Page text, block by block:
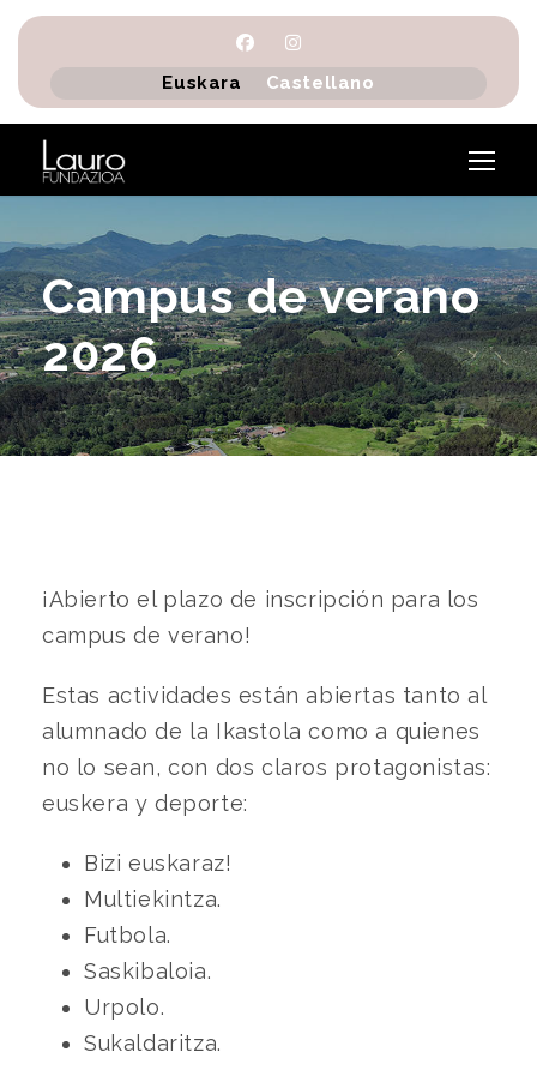
Euskara Castellano
Campus de verano
2026
¡Abierto el plazo de inscripción para los
campus de verano!
Estas actividades están abiertas tanto al
alumnado de la Ikastola como a quienes
no lo sean, con dos claros protagonistas:
euskera y deporte:
Bizi euskaraz!
Multiekintza.
Futbola.
Saskibaloia.
Urpolo.
Sukaldaritza.